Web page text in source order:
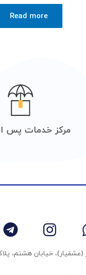
Read more
مرکز خدمات پس
هشتم، پلاک ۳، واحد ٢، کدپستی: